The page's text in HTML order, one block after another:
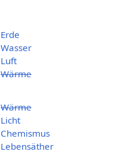
Erde
Wasser
Luft
Wärme
Wärme
Licht
Chemismus
Lebensäther